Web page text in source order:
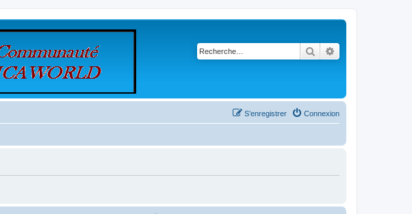
Rechercher
Connexion
S’enregistrer